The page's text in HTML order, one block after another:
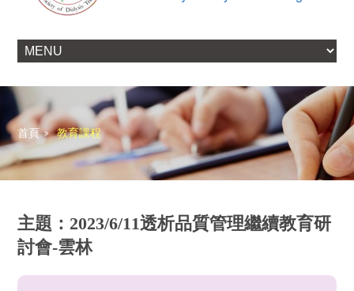
首頁 教育課程
主題：2023/6/11透析品質管理繼續教育研
討會-雲林